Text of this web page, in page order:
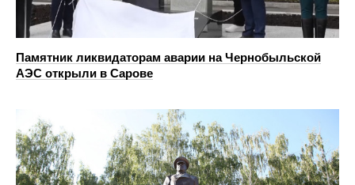
Памятник ликвидаторам аварии на Чернобыльской
АЭС открыли в Сарове